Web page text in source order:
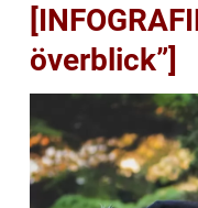
överblick”]